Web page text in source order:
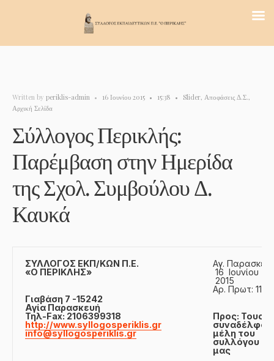
Written by periklis-admin • 16 Ιουνίου 2015 • 15:38 • Slider, Αποφάσεις Δ.Σ.,
Αρχική Σελίδα
Σύλλογος Περικλής:
Παρέμβαση στην Ημερίδα
της Σχολ. Συμβούλου Δ.
Καυκά
ΣΥΛΛΟΓΟΣ ΕΚΠ/KΩΝ Π.Ε.
«Ο ΠΕΡΙΚΛΗΣ»
Γιαβάση 7 -15242
Αγία Παρασκευή
Τηλ-Fax: 2106399318
http://www.syllogosperiklis.gr
info@syllogosperiklis.gr
Αγ.
16 Ιουνίου
2015
Αρ. Πρωτ: 111
Προς: Τους
μέλη του
συλλόγου
μας